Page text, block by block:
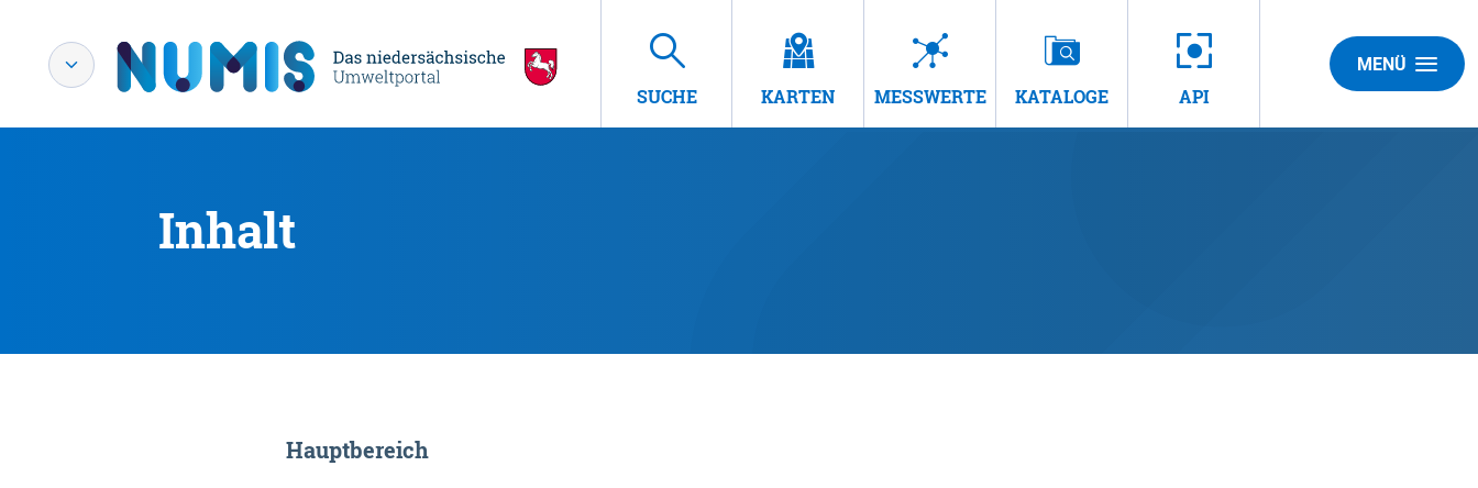
SUCHE KARTEN MESSWERTE KATALOGE API
MENÜ
Inhalt
Hauptbereich